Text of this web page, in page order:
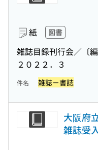
紙 図書
雑誌目録刊行会／〔編
２０２２．３
件名 雑誌－書誌
大阪府
雑誌受